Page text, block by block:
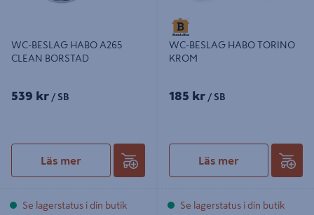
WC-BESLAG HABO A265
CLEAN BORSTAD
539 kr / SB
Läs mer
Se lagerstatus i din butik
WC-BESLAG HABO TORINO
KROM
185 kr / SB
Läs mer
Se lagerstatus i din butik